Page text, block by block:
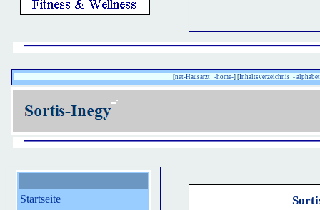
[net-Hausarzt -home-] [Inhaltsverzeichnis -
Startseite